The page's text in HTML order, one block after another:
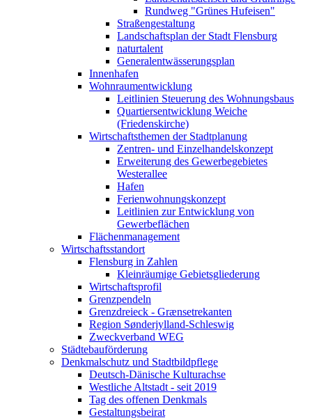
Rundweg "Grünes Hufeisen"
Straßengestaltung
Landschaftsplan der Stadt Flensburg
naturtalent
Generalentwässerungsplan
Innenhafen
Wohnraumentwicklung
Leitlinien Steuerung des Wohnungsbaus
Quartiersentwicklung Weiche
(Friedenskirche)
Wirtschaftsthemen der Stadtplanung
Zentren- und Einzelhandelskonzept
Erweiterung des Gewerbegebietes
Westerallee
Hafen
Ferienwohnungskonzept
Leitlinien zur Entwicklung von
Gewerbeflächen
Flächenmanagement
Wirtschaftsstandort
Flensburg in Zahlen
Kleinräumige Gebietsgliederung
Wirtschaftsprofil
Grenzpendeln
Grenzdreieck - Grænsetrekanten
Region Sønderjylland-Schleswig
Zweckverband WEG
Städtebauförderung
Denkmalschutz und Stadtbildpflege
Deutsch-Dänische Kulturachse
Westliche Altstadt - seit 2019
Tag des offenen Denkmals
Gestaltungsbeirat